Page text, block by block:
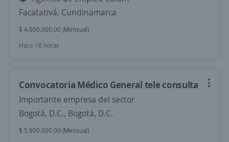
Facatativá, Cundinamarca
$ 4.900.000,00 (Mensual)
Hace 18 horas
Convocatoria Médico General tele consulta
Importante empresa del sector
Bogotá, D.C., Bogotá, D.C.
$ 5.900.000,00 (Mensual)